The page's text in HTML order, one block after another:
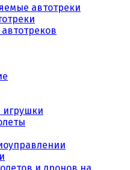
автотреки
игрушки